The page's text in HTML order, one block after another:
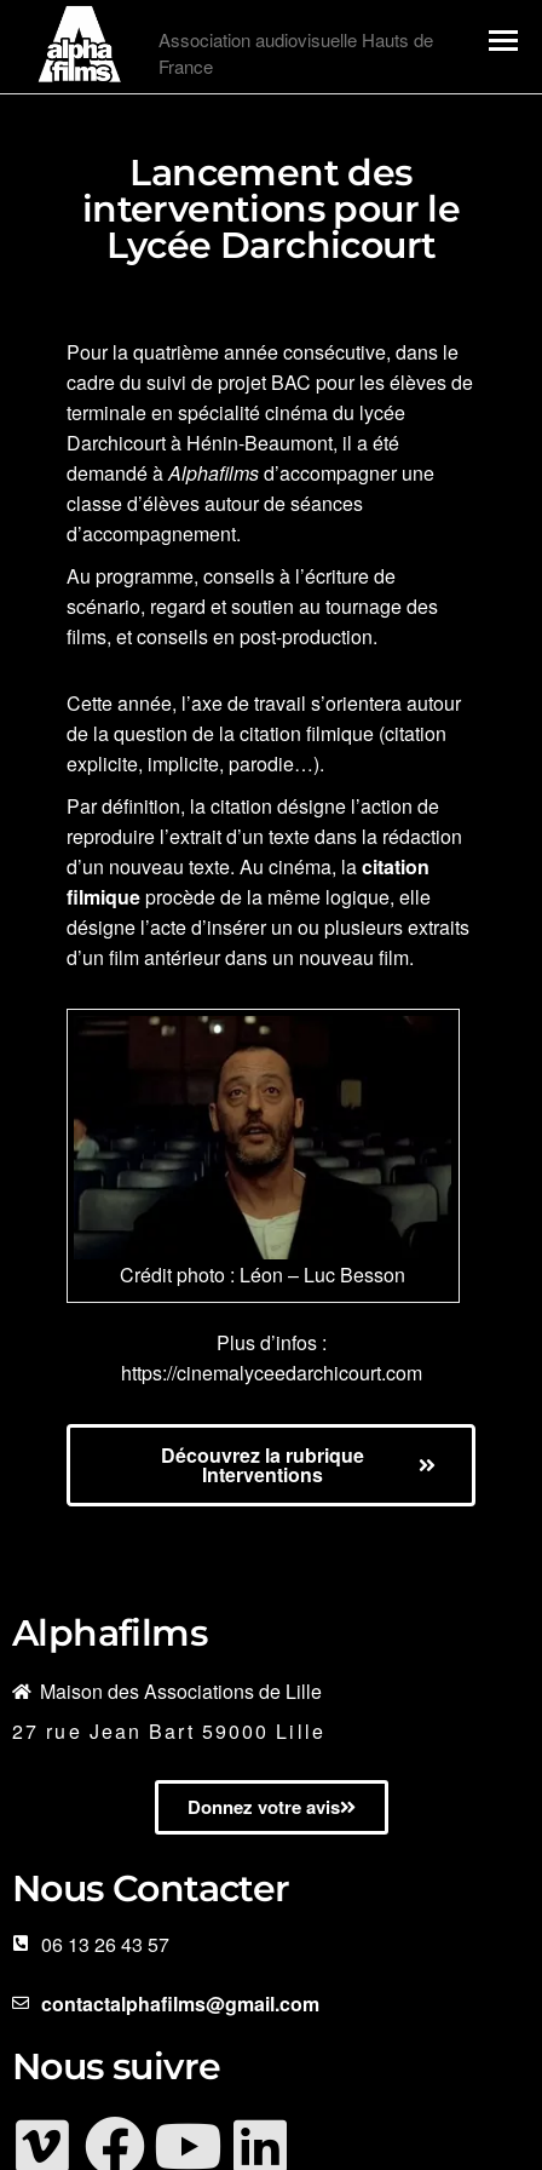
Alphafilms
Association audiovisuelle Hauts de
France
Lancement des
interventions pour le
Lycée Darchicourt
Pour la quatrième année consécutive, dans le
cadre du suivi de projet BAC pour les élèves de
terminale en spécialité cinéma du lycée
Darchicourt à Hénin-Beaumont, il a été
demandé àAlphafilmsd’accompagner une
classe d’élèves autour de séances
d’accompagnement.
Au programme, conseils à l’écriture de
scénario, regard et soutien au tournage des
films, et conseils en post-production.
Cette année, l’axe de travail s’orientera autour
de la question de la citation filmique (citation
explicite, implicite, parodie…).
Par définition, la citation désigne l’action de
reproduire l’extrait d’un texte dans la rédaction
d’un nouveau texte. Au cinéma, lacitation
filmiqueprocède de la même logique, elle
désigne l’acte d’insérer un ou plusieurs extraits
d’un film antérieur dans un nouveau film.
Crédit photo : Léon – Luc Besson
Plus d’infos:
https://cinemalyceedarchicourt.com
Découvrez la rubrique
Interventions
Alphafilms
Maison des Associations de Lille
27 rue Jean Bart 59000 Lille
Donnez votre avis
Nous Contacter
06 13 26 43 57
contactalphafilms@gmail.com
Nous suivre